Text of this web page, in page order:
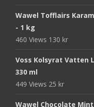
Wawel Tofflairs
- 1 kg
460 Views 130 kr
Voss Kolsyrat Vatten
330 ml
449 Views 25 kr
Wawel Chocolate